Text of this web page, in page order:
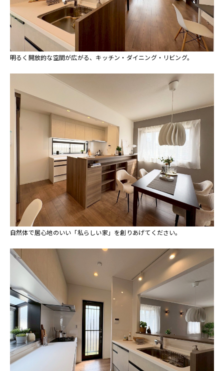
明るく開放的な空間が広がる、キッチン・ダイニング・リビング。
自然体で居心地のいい「私らしい家」を創りあげてください。